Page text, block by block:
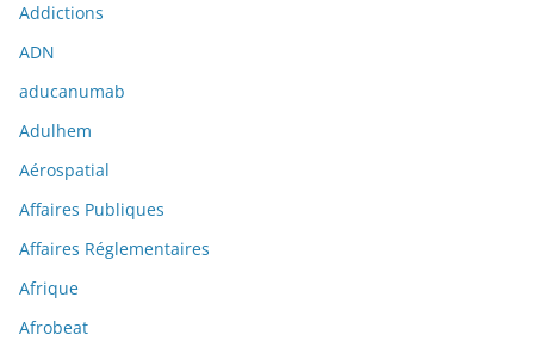
Addictions
ADN
aducanumab
Adulhem
Aérospatial
Affaires Publiques
Affaires Réglementaires
Afrique
Afrobeat